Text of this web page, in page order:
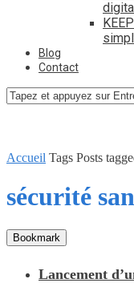
Blog
Contact
Accueil Tags Posts
sécurité
Bookmark
Lancement